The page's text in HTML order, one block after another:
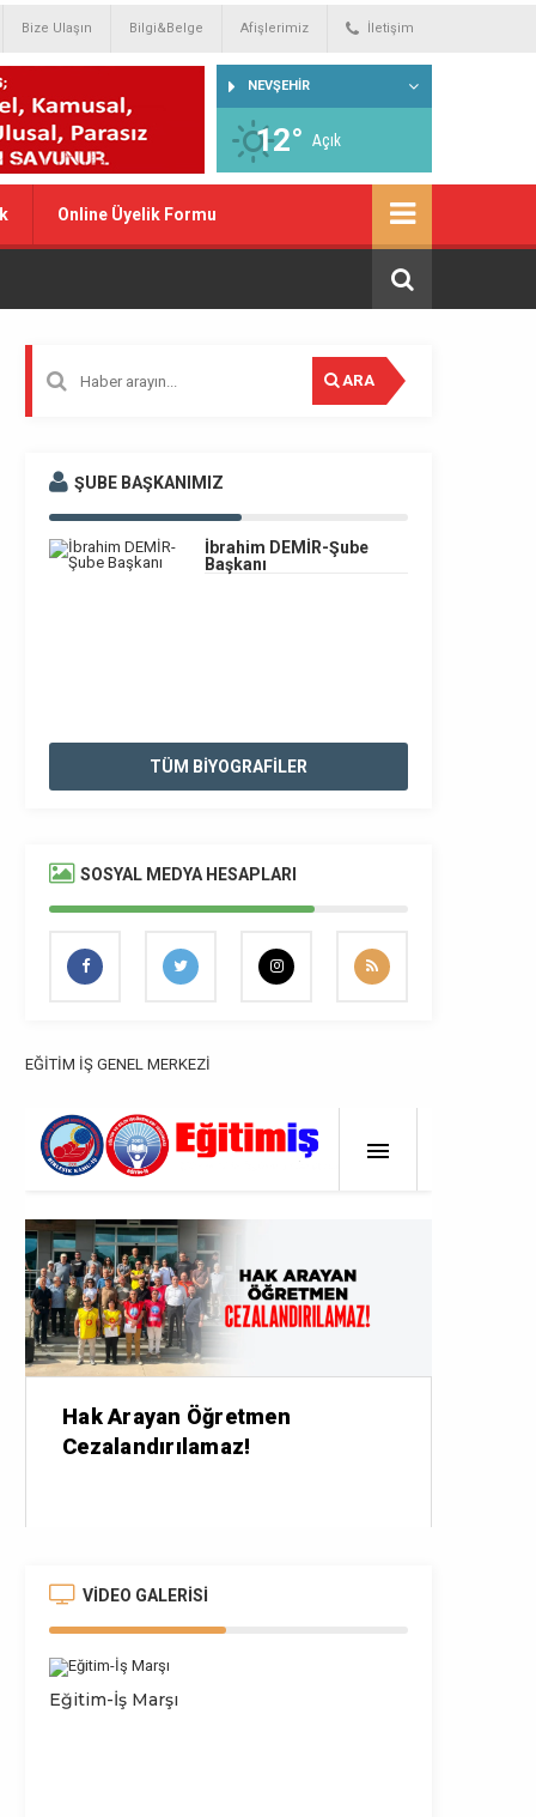
Bize Ulaşın Bilgi&Belge Afişlerimiz İletişim
NEVŞEHİR
12° Açık
Online Üyelik Formu
ARA
ŞUBE BAŞKANIMIZ
İbrahim DEMİR-Şube
Başkanı
TÜM BİYOGRAFİLER
SOSYAL MEDYA HESAPLARI
EĞİTİM İŞ GENEL MERKEZİ
VİDEO GALERİSİ
Eğitim-İş Marşı